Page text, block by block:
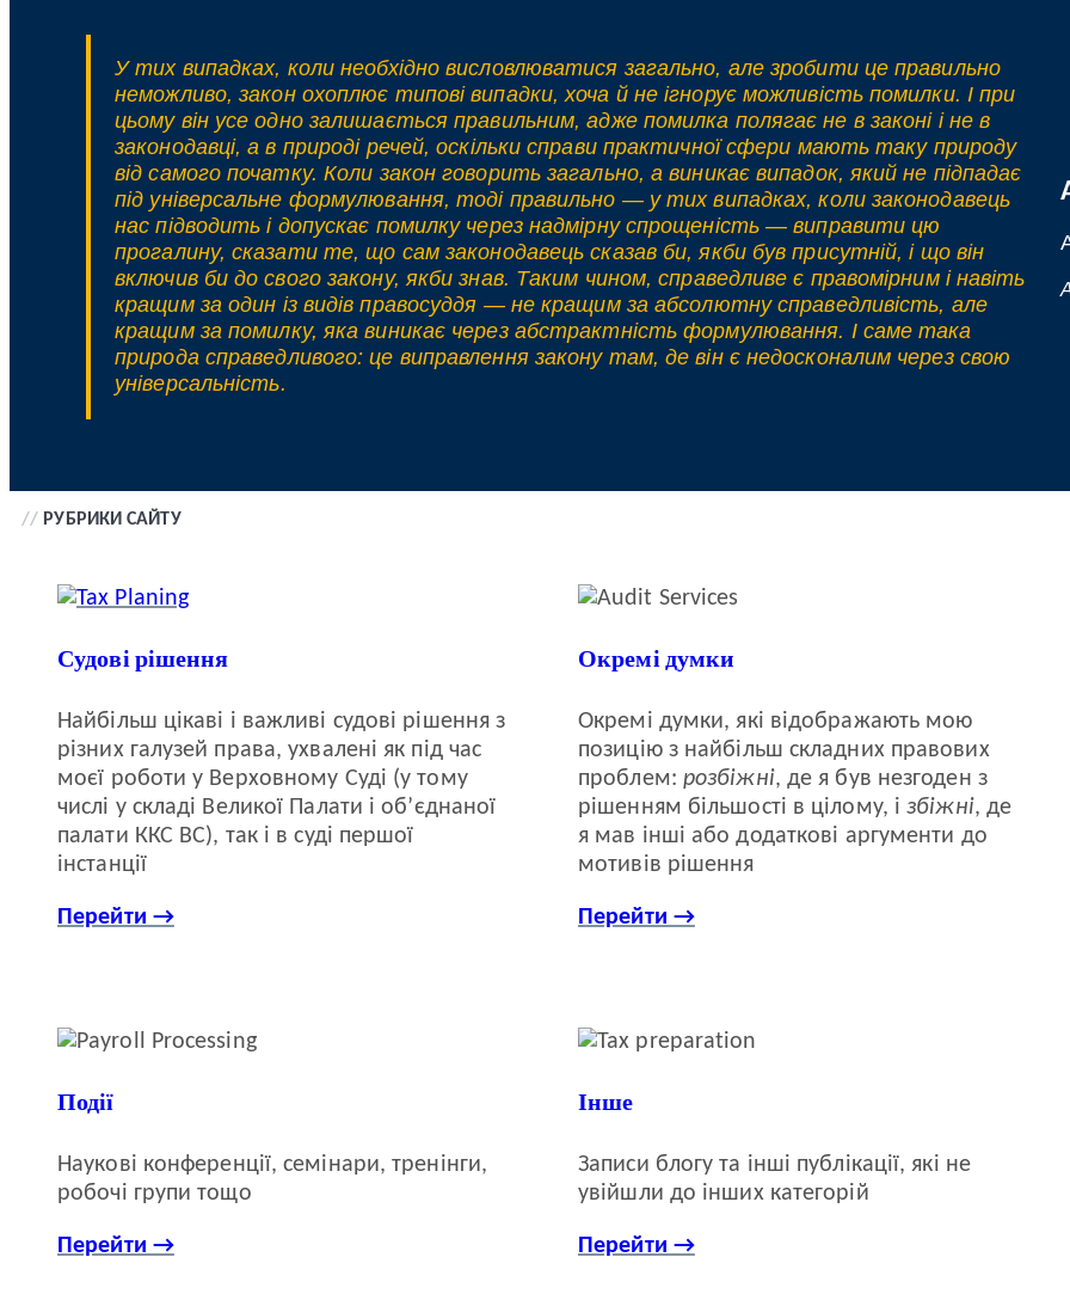
справа
—
окрема
думка
—
законопроєкт
змін
до
КПК
України
щодо
провадження
in
absentia
(порівняльна
таблиця)
У тих випадках, коли необхідно висловлюватися загально, але зробити це правильно
неможливо, закон охоплює типові випадки, хоча й не ігнорує можливість помилки. І при
цьому він усе одно залишається правильним, адже помилка полягає не в законі і не в
законодавці, а в природі речей, оскільки справи практичної сфери мають таку природу
від самого початку. Коли закон говорить загально, а виникає випадок, який не підпадає
під універсальне формулювання, тоді правильно — у тих випадках, коли законодавець
нас підводить і допускає помилку через надмірну спрощеність — виправити цю
прогалину, сказати те, що сам законодавець сказав би, якби був присутній, і що він
включив би до свого закону, якби знав. Таким чином, справедливе є правомірним і навіть
кращим за один із видів правосуддя — не кращим за абсолютну справедливість, але
кращим за помилку, яка виникає через абстрактність формулювання. І саме така
природа справедливого: це виправлення закону там, де він є недосконалим через свою
універсальність.
// РУБРИКИ САЙТУ
Судові рішення
Найбільш цікаві і важливі судові рішення з
різних галузей права, ухвалені як під час
моєї роботи у Верховному Суді (у тому
числі у складі Великої Палати і об’єднаної
палати ККС ВС), так і в суді першої
інстанції
Перейти →
Окремі думки
Окремі думки, які відображають мою
позицію з найбільш складних правових
проблем: розбіжні, де я був незгоден з
рішенням більшості в цілому, ізбіжні, де
я мав інші або додаткові аргументи до
мотивів рішення
Перейти →
Події
Наукові конференції, семінари, тренінги,
робочі групи тощо
Перейти →
Інше
Записи блогу та інші публікації, які не
увійшли до інших категорій
Перейти →